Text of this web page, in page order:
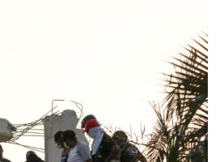
LIGJERATE FETARE
PARADITE ME NE
RECETA E DITES
RELAKS